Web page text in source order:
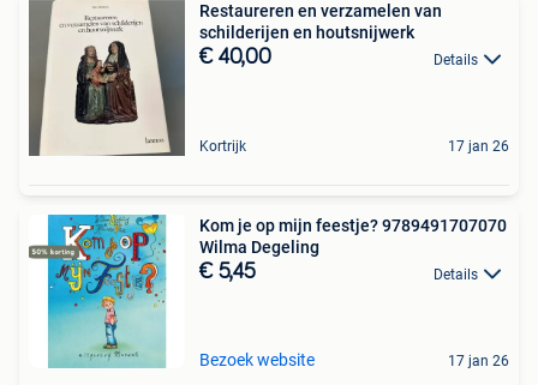
Restaureren en verzamelen van
schilderijen en houtsnijwerk
€ 40,00 Details
Kortrijk 17 jan 26
Kom je op mijn feestje? 9789491707070
Wilma Degeling
€ 5,45 Details
Bezoek website 17 jan 26